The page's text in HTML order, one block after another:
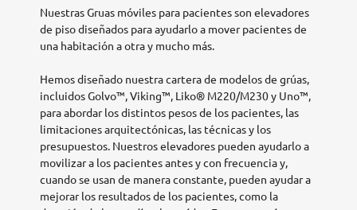
Nuestras Gruas móviles para pacientes son elevadores
de piso diseñados para ayudarlo a mover pacientes de
una habitación a otra y mucho más.
Hemos diseñado nuestra cartera de modelos de grúas,
incluidos Golvo™, Viking™, Liko® M220/M230 y Uno™,
para abordar los distintos pesos de los pacientes, las
limitaciones arquitectónicas, las técnicas y los
presupuestos. Nuestros elevadores pueden ayudarlo a
movilizar a los pacientes antes y con frecuencia y,
cuando se usan de manera constante, pueden ayudar a
mejorar los resultados de los pacientes, como la